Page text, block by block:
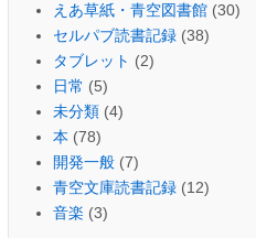
えあ草紙・青空図書館 (30)
セルパブ読書記録 (38)
タブレット (2)
日常 (5)
未分類 (4)
本 (78)
開発一般 (7)
青空文庫読書記録 (12)
音楽 (3)